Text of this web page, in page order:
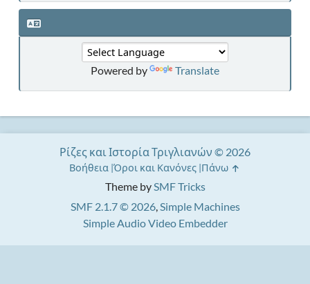
Powered by Translate
Theme bySMF Tricks
SMF 2.1.7 © 2026,Simple Machines
Simple Audio Video Embedder
Ρίζες και Ιστορία Τριγλιανών © 2026
Βοήθεια Όροι και Κανόνες Πάνω